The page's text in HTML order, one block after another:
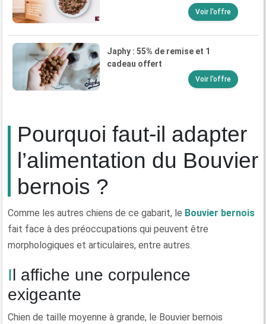
Voir l'offre
Japhy : 55% de remise et 1
cadeau offert
Voir l'offre
Pourquoi faut-il adapter
l’alimentation du Bouvier
bernois ?
Comme les autres chiens de ce gabarit, le Bouvier bernois
fait face à des préoccupations qui peuvent être
morphologiques et articulaires, entre autres.
Il affiche une corpulence
exigeante
Chien de taille moyenne à grande, le Bouvier bernois